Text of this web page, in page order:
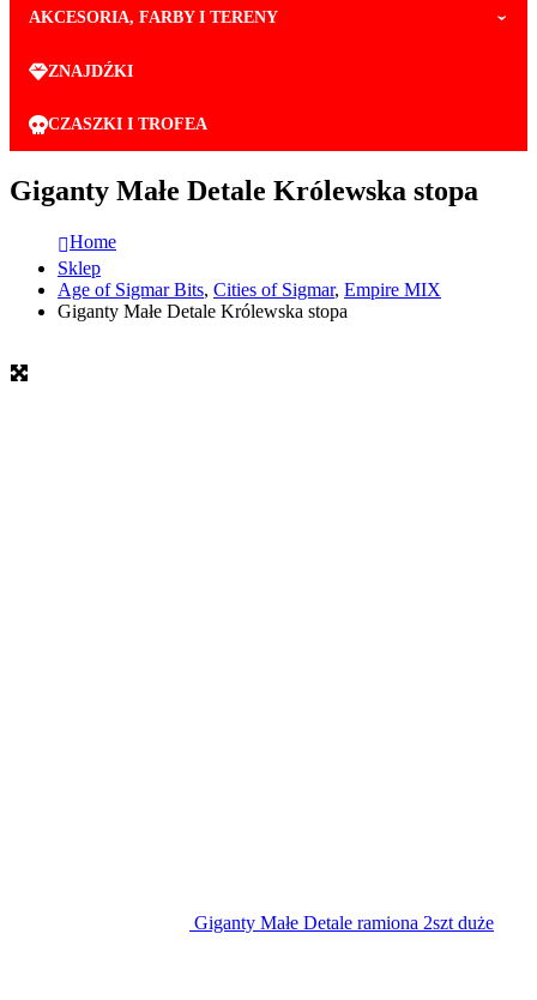
AKCESORIA, FARBY I TERENY
ZNAJDŹKI
CZASZKI I TROFEA
Giganty Małe Detale Królewska stopa
Home
Sklep
Age of Sigmar Bits, Cities of Sigmar, Empire MIX
Giganty Małe Detale Królewska stopa
Giganty Małe Detale ramiona 2szt duże